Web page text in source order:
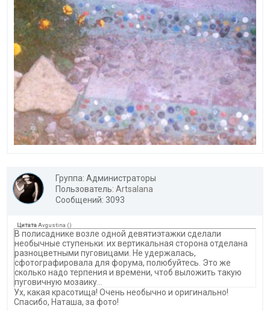
Группа: Администраторы
Пользователь: Artsalana
Сообщений: 3093
Цитата Avgustina ()
В полисаднике возле одной девятиэтажки сделали
необычные ступеньки: их вертикальная сторона отделана
разноцветными пуговицами. Не удержалась,
сфотографировала для форума, полюбуйтесь. Это же
сколько надо терпения и времени, чтоб выложить такую
пуговичную мозаику...
Ух, какая красотища! Очень необычно и оригинально!
Спасибо, Наташа, за фото!